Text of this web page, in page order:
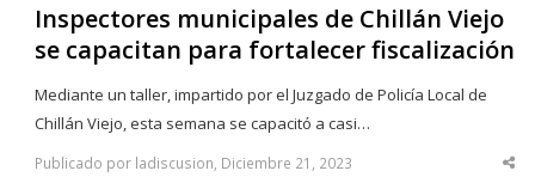
Inspectores municipales de Chillán Viejo
se capacitan para fortalecer fiscalización
Mediante un taller, impartido por el Juzgado de Policía Local de
Chillán Viejo, esta semana se capacitó a casi…
Publicado por ladiscusion, Diciembre 21, 2023